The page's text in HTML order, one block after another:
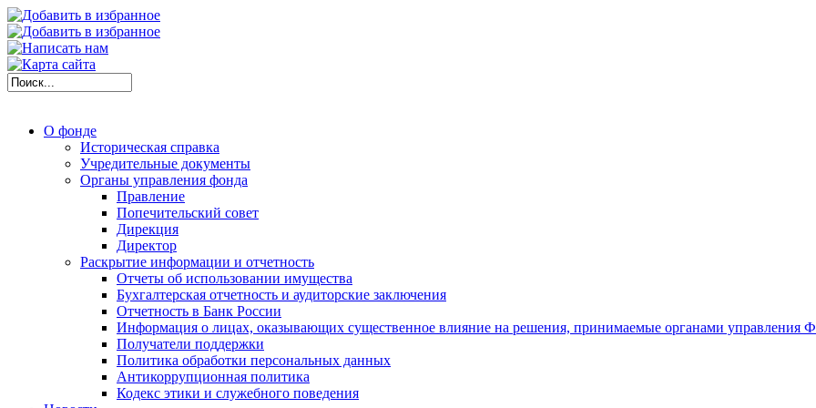
О фонде
Историческая справка
Учредительные документы
Органы управления фонда
Правление
Попечительский совет
Дирекция
Директор
Раскрытие информации и отчетность
Отчеты об использовании имущества
Бухгалтерская отчетность и аудиторские заключения
Отчетность в Банк России
Информация о лицах, оказывающих существенное влияние на решения, принимаемые органами управления
Получатели поддержки
Политика обработки персональных данных
Антикоррупционная политика
Кодекс этики и служебного поведения